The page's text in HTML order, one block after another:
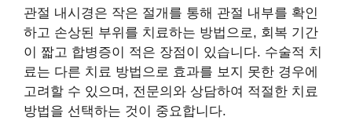
관절 내시경은 작은 절개를 통해 관절 내부를 확인
하고 손상된 부위를 치료하는 방법으로, 회복 기간
이 짧고 합병증이 적은 장점이 있습니다. 수술적 치
료는 다른 치료 방법으로 효과를 보지 못한 경우에
고려할 수 있으며, 전문의와 상담하여 적절한 치료
방법을 선택하는 것이 중요합니다.